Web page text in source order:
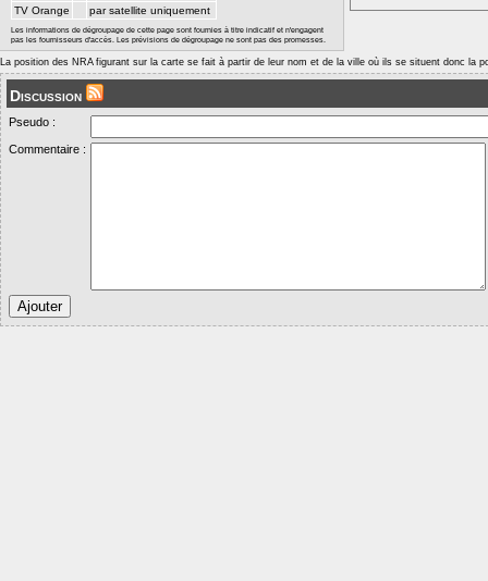
TV Orange
par satellite uniquement
Les informations de dégroupage de cette page sont fournies à titre indicatif et n'engagent
pas les fournisseurs d'accès. Les prévisions de dégroupage ne sont pas des promesses.
La position des NRA figurant sur la carte se fait à partir de leur nom et de la ville où ils se situent donc la
Discussion
Pseudo :
Commentaire :